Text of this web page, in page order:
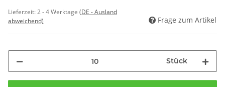
Lieferzeit:2 - 4 Werktage (DE - Ausland
abweichend)
Frage zum Artikel
Stück